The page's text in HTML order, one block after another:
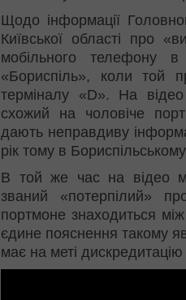
Щодо інформації
Київської області про
мобільного телефону
«Бориспіль», коли той
терміналу «D». На
схожий на чоловіче
дають неправдиву
рік тому в
В той же час на відео
званий «потерпілий»
портмоне знаходиться
єдине пояснення такому
має на меті